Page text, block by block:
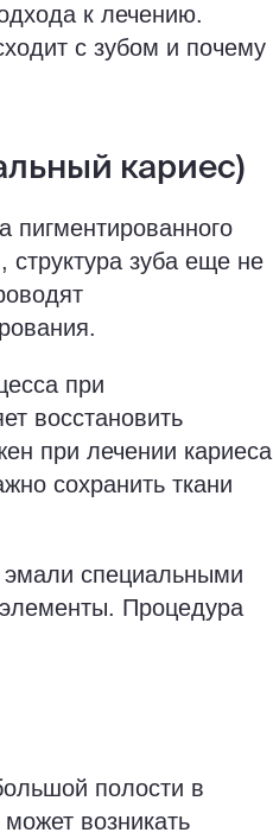
к лечению.
с зубом и почему
кариес)
пигментированного
структура зуба еще не
при
восстановить
при лечении кариеса
сохранить ткани
эмали специальными
Процедура
полости в
возникать